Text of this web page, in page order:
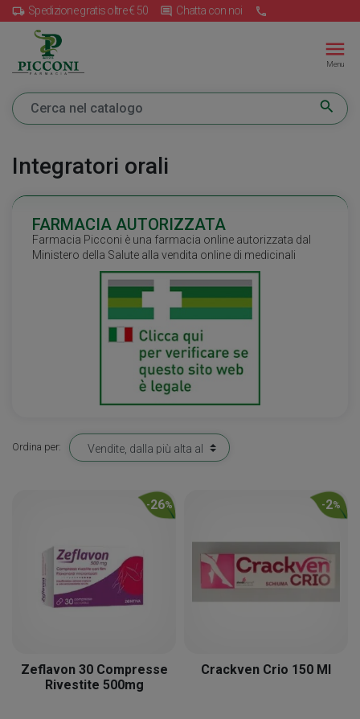
local_shipping Spedizione gratis oltre € 50 insert_comment Chatta con noi call
menu
Menu
search
Integratori orali
FARMACIA AUTORIZZATA
Farmacia Picconi è una farmacia online autorizzata dal
Ministero della Salute alla vendita online di medicinali
Ordina per:
-26%
Zeflavon 30 Compresse
Rivestite 500mg
-2%
Crackven Crio 150 Ml